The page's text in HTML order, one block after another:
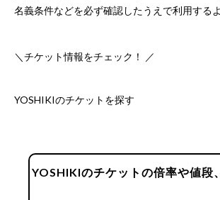
名義条件などを必ず確認したうえで利用する
＼チケット情報をチェック！ ／
YOSHIKIのチケットを探す
YOSHIKIのチケットの倍率や値段